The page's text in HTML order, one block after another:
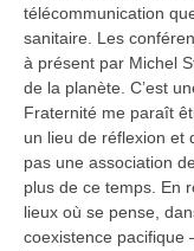
télécommunication
sanitaire. Les
à présent par Michel
de la planète. C’est
Fraternité me paraît
un lieu de réflexion et
pas une association
plus de ce temps. En
lieux où se pense,
coexistence pacifique